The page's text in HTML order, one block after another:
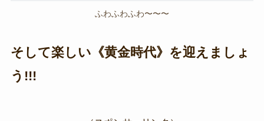
ふわふわふわ〜〜〜
そして楽しい《黄金時代》を迎えましょ
う!!!